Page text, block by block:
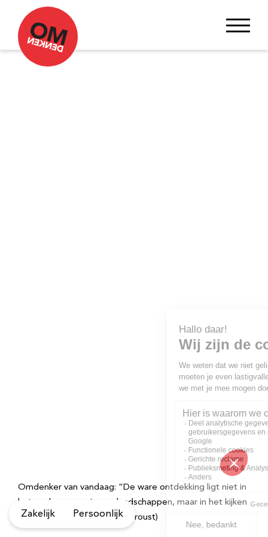
Omdenker van vandaag: “De ware ontdekking ligt niet in
het zoeken naar nieuwe landschappen, maar in het kijken
met andere ogen” (Marcel Proust)
Zakelijk Persoonlijk